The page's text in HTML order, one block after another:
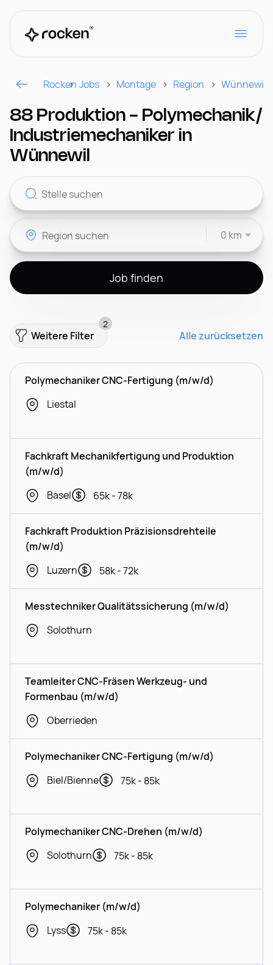
Für Arbeitgeber
Kontakt
Rocken Jobs Montage Region Wünnewil
88 Produktion - Polymechanik/
Industriemechaniker in
Wünnewil
0 km
Job finden
Weitere Filter
2
Alle zurücksetzen
Polymechaniker CNC-Fertigung (m/w/d)
Liestal
Fachkraft Mechanikfertigung und Produktion
(m/w/d)
Basel
65k - 78k
Fachkraft Produktion Präzisionsdrehteile
(m/w/d)
Luzern
58k - 72k
Messtechniker Qualitätssicherung (m/w/d)
Solothurn
Teamleiter CNC-Fräsen Werkzeug- und
Formenbau (m/w/d)
Oberrieden
Polymechaniker CNC-Fertigung (m/w/d)
Biel/Bienne
75k - 85k
Polymechaniker CNC-Drehen (m/w/d)
Solothurn
75k - 85k
Polymechaniker (m/w/d)
Lyss
75k - 85k